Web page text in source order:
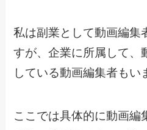
私は副業として動画編集
すが、企業に所属して、
している動画編集者もい
ここでは具体的に動画編